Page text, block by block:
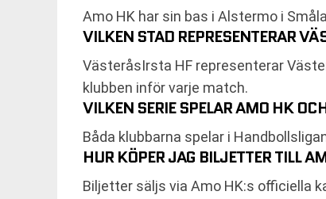
Amo HK har sin bas i Alstermo i
VILKEN STAD REPRESENTERAR
VästeråsIrsta HF representerar
klubben inför varje match.
VILKEN SERIE SPELAR AMO HK
Båda klubbarna spelar i
HUR KÖPER JAG BILJETTER TILL
Biljetter säljs via Amo HK:s officiella